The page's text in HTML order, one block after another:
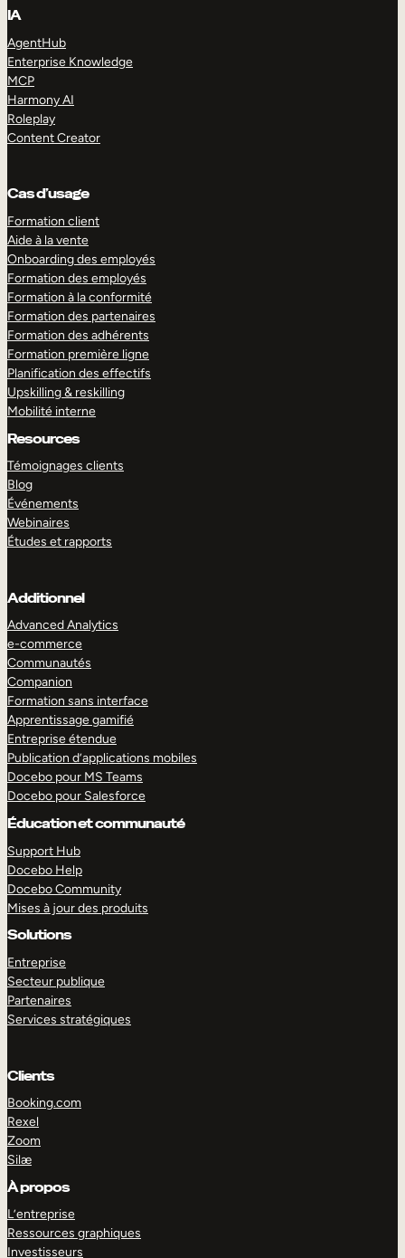
IA
AgentHub
Enterprise Knowledge
MCP
Harmony AI
Roleplay
Content Creator
Cas d’usage
Formation client
Aide à la vente
Onboarding des employés
Formation des employés
Formation à la conformité
Formation des partenaires
Formation des adhérents
Formation première ligne
Planification des effectifs
Upskilling & reskilling
Mobilité interne
Resources
Témoignages clients
Blog
Événements
Webinaires
Études et rapports
Additionnel
Advanced Analytics
e-commerce
Communautés
Companion
Formation sans interface
Apprentissage gamifié
Entreprise étendue
Publication d’applications mobiles
Docebo pour MS Teams
Docebo pour Salesforce
Éducation et communauté
Support Hub
Docebo Help
Docebo Community
Mises à jour des produits
Solutions
Entreprise
Secteur publique
Partenaires
Services stratégiques
Clients
Booking.com
Rexel
Zoom
Silæ
À propos
L’entreprise
Ressources graphiques
Investisseurs